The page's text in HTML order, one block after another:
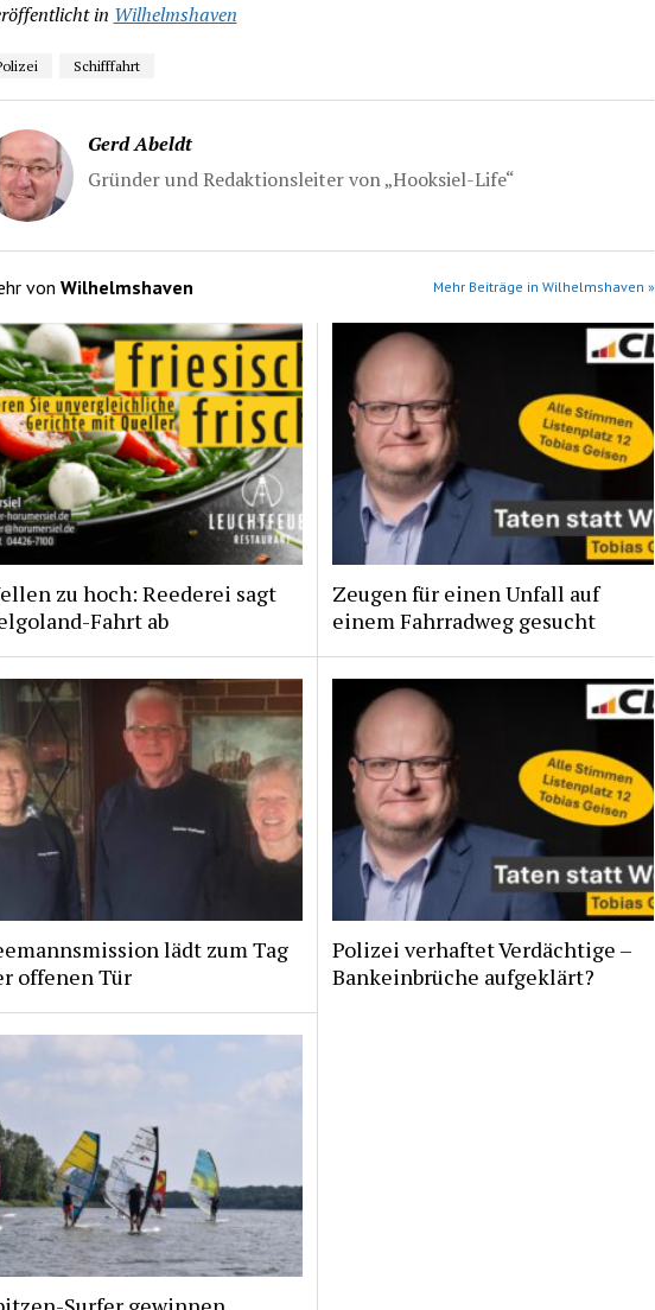
in Wilhelmshaven
Schifffahrt
Gerd Abeldt
Gründer und Redaktionsleiter von „Hooksiel-Life“
von Wilhelmshaven Mehr Beiträge in Wilhelmshaven »
zu hoch: Reederei sagt
Fahrt ab
Zeugen für einen Unfall auf
einem Fahrradweg gesucht
lädt zum Tag
offenen Tür
Polizei verhaftet Verdächtige –
Bankeinbrüche aufgeklärt?